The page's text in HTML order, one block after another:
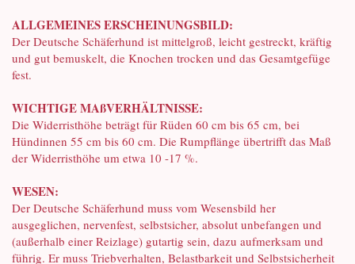
ALLGEMEINES ERSCHEINUNGSBILD:
Der Deutsche Schäferhund ist mittelgroß, leicht gestreckt, kräftig
und gut bemuskelt, die Knochen trocken und das Gesamtgefüge
fest.
WICHTIGE MAßVERHÄLTNISSE:
Die Widerristhöhe beträgt für Rüden 60 cm bis 65 cm, bei
Hündinnen 55 cm bis 60 cm. Die Rumpflänge übertrifft das Maß
der Widerristhöhe um etwa 10 -17 %.
WESEN:
Der Deutsche Schäferhund muss vom Wesensbild her
ausgeglichen, nervenfest, selbstsicher, absolut unbefangen und
(außerhalb einer Reizlage) gutartig sein, dazu aufmerksam und
führig. Er muss Triebverhalten, Belastbarkeit und Selbstsicherheit